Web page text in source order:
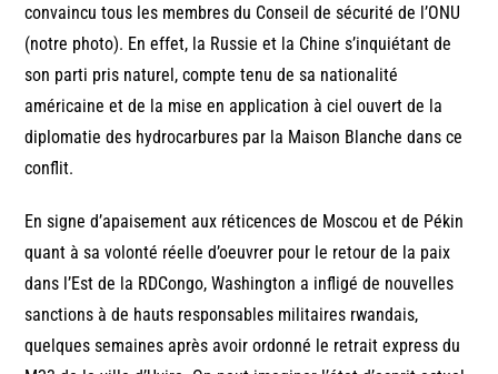
convaincu tous les membres du Conseil de sécurité de l’ONU
(notre photo). En effet, la Russie et la Chine s’inquiétant de
son parti pris naturel, compte tenu de sa nationalité
américaine et de la mise en application à ciel ouvert de la
diplomatie des hydrocarbures par la Maison Blanche dans ce
conflit.
En signe d’apaisement aux réticences de Moscou et de Pékin
quant à sa volonté réelle d’oeuvrer pour le retour de la paix
dans l’Est de la RDCongo, Washington a infligé de nouvelles
sanctions à de hauts responsables militaires rwandais,
quelques semaines après avoir ordonné le retrait express du